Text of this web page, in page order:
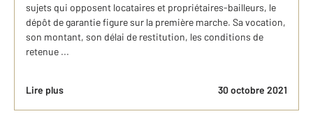
sujets qui opposent locataires et propriétaires-bailleurs, le
dépôt de garantie figure sur la première marche. Sa vocation,
son montant, son délai de restitution, les conditions de
retenue ...
Lire plus 30 octobre 2021